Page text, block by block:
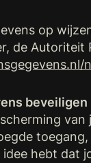
op
de Autoriteit
beveiligen
hebt dat